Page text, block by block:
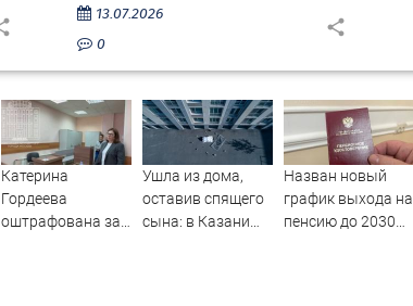
13.07.2026
0
Катерина
Гордеева
оштрафована за
Ушла из дома,
оставив спящего
сына: в Казани
Назван новый
график выхода на
пенсию до 2030